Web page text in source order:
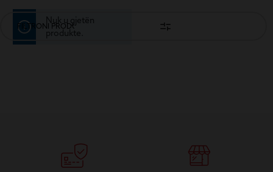
FILTRONI PRODUKTET
Nuk u gjetën
produkte.